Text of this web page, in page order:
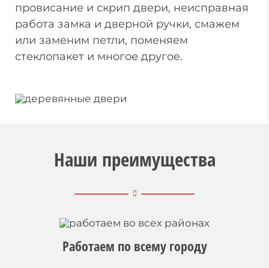
провисание и скрип двери, неисправная
работа замка и дверной ручки, смажем
или заменим петли, поменяем
стеклопакет и многое другое.
Наши преимущества
Работаем по всему городу